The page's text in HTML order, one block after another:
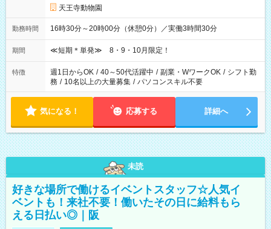
天王寺動物園
勤務時間 16時30分～20時00分（休憩0分）／実働3時間30分
期間 ≪短期＊単発≫ 8・9・10月限定！
特徴 週1日からOK / 40～50代活躍中 / 副業・WワークOK / シフト勤
務 / 10名以上の大量募集 / パソコンスキル不要
気になる！ 応募する 詳細へ
未読
好きな場所で働けるイベントスタッフ☆人気イ
ベントも！来社不要！働いたその日に給料もら
える日払い◎｜阪